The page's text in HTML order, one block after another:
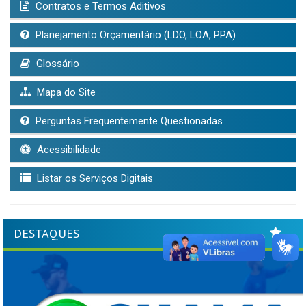
Contratos e Termos Aditivos
Planejamento Orçamentário (LDO, LOA, PPA)
Glossário
Mapa do Site
Perguntas Frequentemente Questionadas
Acessibilidade
Listar os Serviços Digitais
DESTAQUES